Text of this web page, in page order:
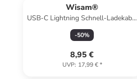
Wisam®
USB-C Lightning Schnell-Ladekabel
30W 1.2m grau
-50%
8,95 €
UVP: 17,99 €*